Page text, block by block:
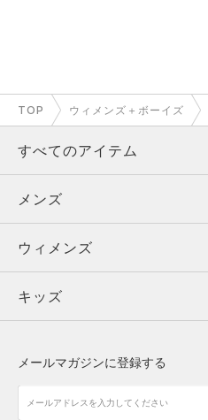
TOP ウィメンズ＋ボーイズ
すべてのアイテム
メンズ
ウィメンズ
キッズ
アクセサリー
メンズ
トップス
ボトムス
アクセサリー
ウィメンズ
トップス
シューズ
キッズ
メールマガジンに登録する